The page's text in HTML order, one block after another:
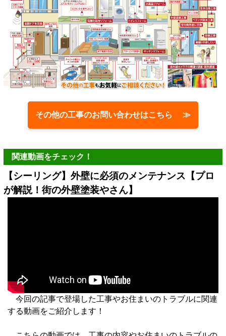
その他の工事のお問い合わせはこちら ≫
関連動画をチェック！
【シーリング】外壁に必須のメンテナンス【プロ
が解説！街の外壁塗装やさん】
今回の記事で登場した工事やお住まいのトラブルに関連
する動画をご紹介します！